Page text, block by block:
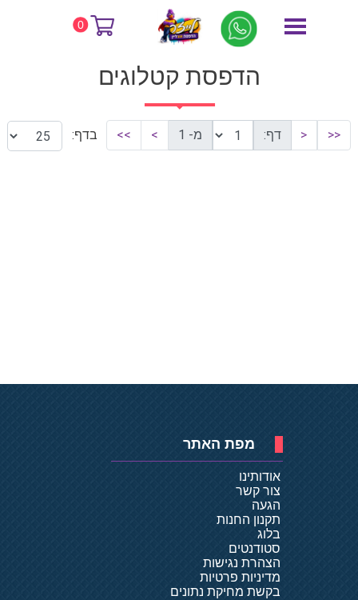
0 דף הבית הדפסת קטלוגים
הדפסת קטלוגים
<<
< דף: מ- 1 >
>> בדף:
מפת האתר
אודותינו
צור קשר
הגעה
תקנון החנות
בלוג
סטודנטים
הצהרת נגישות
מדיניות פרטיות
בקשת מחיקת נתונים